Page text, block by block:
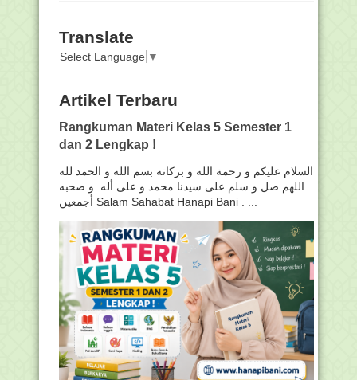
Translate
Select Language ▼
Artikel Terbaru
Rangkuman Materi Kelas 5 Semester 1
dan 2 Lengkap !
السلام عليكم و رحمة الله و بركاته بسم الله و الحمد لله
اللهم صل و سلم على سيدنا محمد و على أله و صحبه
أجمعين Salam Sahabat Hanapi Bani . ...